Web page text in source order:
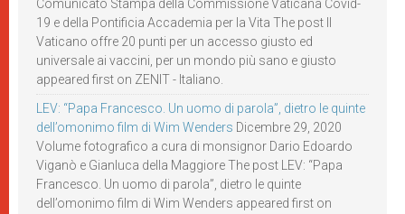
Comunicato Stampa della Commissione Vaticana Covid-
19 e della Pontificia Accademia per la Vita The post Il
Vaticano offre 20 punti per un accesso giusto ed
universale ai vaccini, per un mondo più sano e giusto
appeared first on ZENIT - Italiano.
LEV: “Papa Francesco. Un uomo di parola”, dietro le quinte
dell’omonimo film di Wim Wenders Dicembre 29, 2020
Volume fotografico a cura di monsignor Dario Edoardo
Viganò e Gianluca della Maggiore The post LEV: “Papa
Francesco. Un uomo di parola”, dietro le quinte
dell’omonimo film di Wim Wenders appeared first on